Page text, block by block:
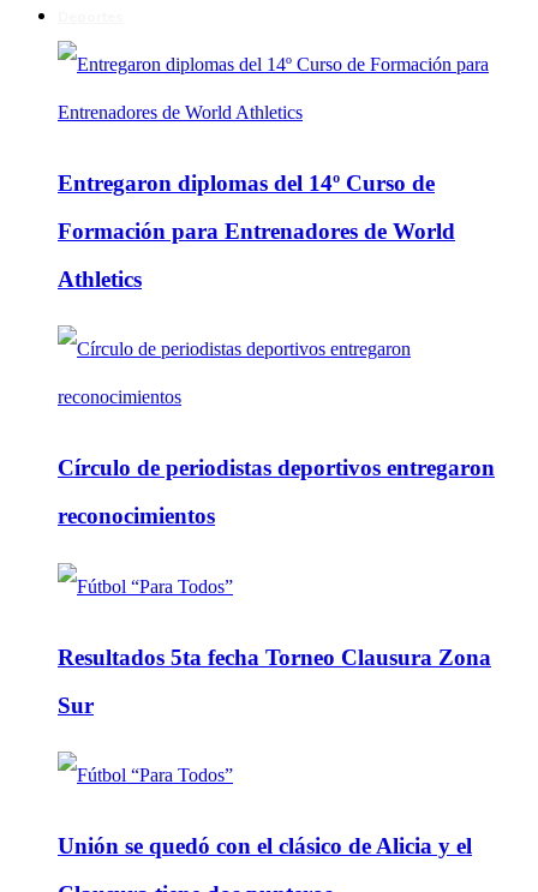
Entregaron diplomas del 14º Curso de
Formación para Entrenadores de World
Athletics
Círculo de periodistas deportivos entregaron
reconocimientos
Resultados 5ta fecha Torneo Clausura Zona
Sur
Unión se quedó con el clásico de Alicia y el